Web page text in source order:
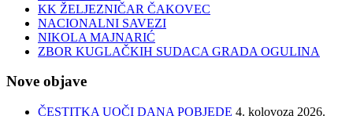
KK ŽELJEZNIČAR ČAKOVEC
NACIONALNI SAVEZI
NIKOLA MAJNARIĆ
ZBOR KUGLAČKIH SUDACA GRADA OGULINA
Nove objave
ČESTITKA UOČI DANA POBJEDE 4. kolovoza 2026.